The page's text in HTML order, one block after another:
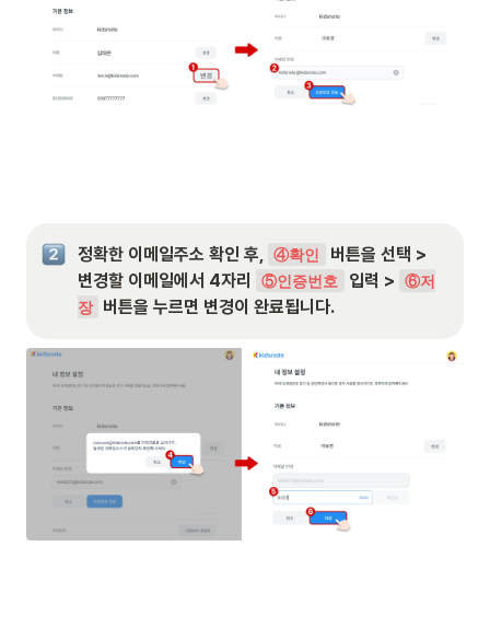
정확한 이메일주소 확인 후, ④확인
버튼을 선택 >
변경할 이메일에서 4자리
⑤인증번호 입력 >
⑥저
장
버튼을 누르면 변경이 완료됩니다.